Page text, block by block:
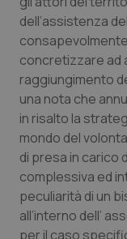
Provincia
Puglia
Sardegna
Sicilia
Toscana
Malattie
Malattia di
Obesità
dell’assistenza
concretizzare ad
raggiungimento
una nota che
in risalto la
mondo del
di presa in carico
complessiva ed
peculiarità di un
all’interno dell’
per il caso